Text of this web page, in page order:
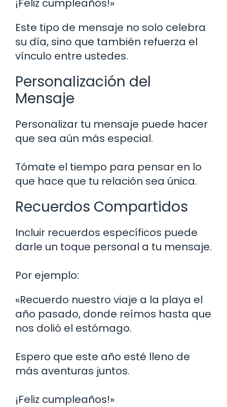
¡Feliz cumpleaños!»
Este tipo de mensaje no solo celebra
su día, sino que también refuerza el
vínculo entre ustedes.
Personalización del
Mensaje
Personalizar tu mensaje puede hacer
que sea aún más especial.
Tómate el tiempo para pensar en lo
que hace que tu relación sea única.
Recuerdos Compartidos
Incluir recuerdos específicos puede
darle un toque personal a tu mensaje.
Por ejemplo:
«Recuerdo nuestro viaje a la playa el
año pasado, donde reímos hasta que
nos dolió el estómago.
Espero que este año esté lleno de
más aventuras juntos.
¡Feliz cumpleaños!»